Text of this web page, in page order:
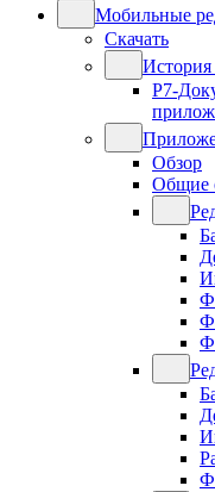
Мобильные
Скачать
Р7-
Обзор
Общие